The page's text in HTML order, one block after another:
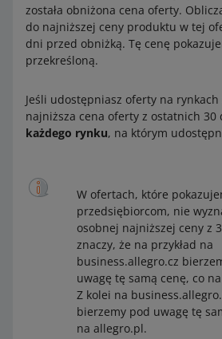
została obniżona cena oferty.
do najniższej ceny produktu w tej
dni przed obniżką. Tę cenę
przekreśloną.
Jeśli udostępniasz oferty na
najniższa cena oferty z ostatnich 30
każdego rynku, na którym
W ofertach, które
przedsiębiorcom, nie
osobnej najniższej ceny z
znaczy, że na przykład na
business.allegro.cz
uwagę tę samą cenę, co
Z kolei na
bierzemy pod uwagę tę
na allegro.pl.